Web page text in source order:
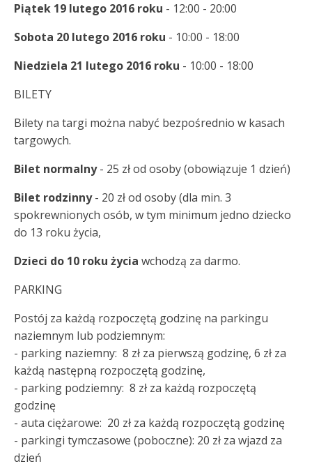
Piątek 19 lutego 2016 roku - 12:00 - 20:00
Sobota 20 lutego 2016 roku - 10:00 - 18:00
Niedziela 21 lutego 2016 roku - 10:00 - 18:00
BILETY
Bilety na targi można nabyć bezpośrednio w kasach
targowych.
Bilet normalny- 25 zł od osoby (obowiązuje 1 dzień)
Bilet rodzinny- 20 zł od osoby (dla min. 3
spokrewnionych osób, w tym minimum jedno dziecko
do 13 roku życia,
Dzieci do 10 roku życia wchodzą za darmo.
PARKING
Postój za każdą rozpoczętą godzinę na parkingu
naziemnym lub podziemnym:
- parking naziemny: 8 zł za pierwszą godzinę, 6 zł za
każdą następną rozpoczętą godzinę,
- parking podziemny: 8 zł za każdą rozpoczętą
godzinę
- auta ciężarowe: 20 zł za każdą rozpoczętą godzinę
- parkingi tymczasowe (poboczne): 20 zł za wjazd za
dzień